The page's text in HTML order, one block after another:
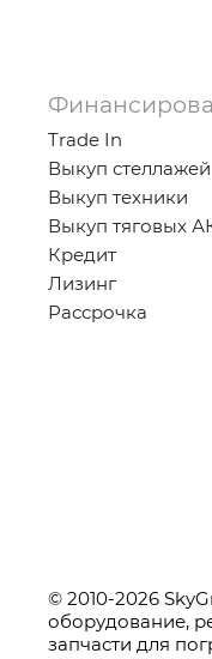
Trade In
Выкуп стеллажей
Выкуп техники
Выкуп тяговых
Кредит
Лизинг
Рассрочка
© 2010-2026
оборудование,
запчасти для